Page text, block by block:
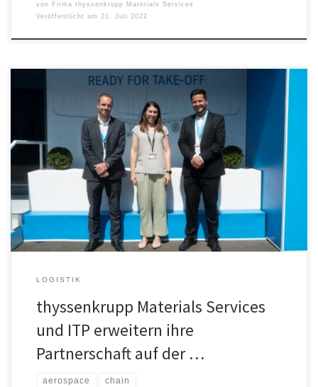
von Firma thyssenkrupp Materials Services
Veröffentlicht am 21. Juli 2022
thyssenkrupp Materials Services, ein führender Werkstofflieferant
und Anbieter von Supply-Chain-Lösungen, und Industria de Turbo
Propulsores (ITP), ein spanischer Weltmarktführer und führender
Hersteller von Flugzeugturbinen, Komponenten und damit
verbundenen Dienstleistungen für die Luft- und Raumfahrt, haben
vereinbart, ihre bestehende strategische Zusammenarbeit bis
Ende 2024 zu verlängern. Mit seinen Einheiten thyssenkrupp
Aerospace […]
LOGISTIK
thyssenkrupp Materials Services
und ITP erweitern ihre
Partnerschaft auf der …
aerospace chain